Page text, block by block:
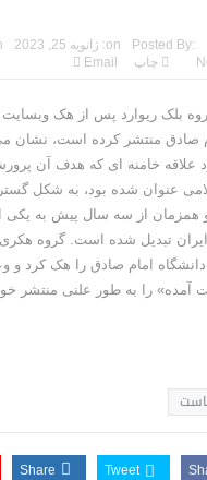
تصورِ بازنده بودن برای
برخی گزارش‌ها
شد
سپاه پاسداران: رهگیری اهداف
حکومتی: تفاهم هرمز پایان
بی‌راه‌حل؛ وقتی دشمنی
Posted By:
on: ژانویه 25, 2023
چاپ Email
بلک‌ ریوارد پس از هک وبسایت
صادق منتشر کرده است، نشان
علاقه خامنه ای که هدف آن
عنوان شده بود، به شکل
همزمان از سه سال پیش به یکی
امام صادق را هک کرد و
آمده» را به طور علنی منتشر
Tweet
Share